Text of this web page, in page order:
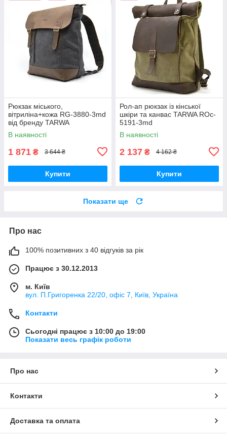
Рюкзак міського,
вітриліна+кожа RG-3880-3md
від бренду TARWA
В наявності
1 871 ₴ 3 644 ₴
Купити
Рол-ап рюкзак із кінської
шкіри та канвас TARWA ROc-
5191-3md
В наявності
2 137 ₴ 4 162 ₴
Купити
Показати ще
Про нас
100% позитивних з 40 відгуків за рік
Працює з 30.12.2013
м. Київ
вул. П.Григоренка 22/20, офіс 7, Київ, Україна
Контакти
Сьогодні працює з 10:00 до 19:00
Показати весь графік роботи
Про нас
Контакти
Доставка та оплата